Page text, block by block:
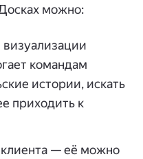
можно:
командам
истории, искать
приходить к
клиента — её можно